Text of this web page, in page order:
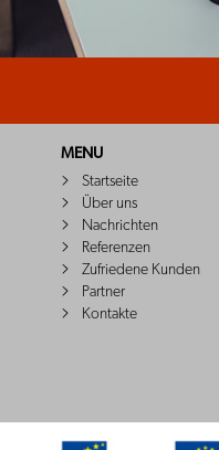
MENU
Startseite
Über uns
Nachrichten
Referenzen
Zufriedene Kunden
Partner
Kontakte